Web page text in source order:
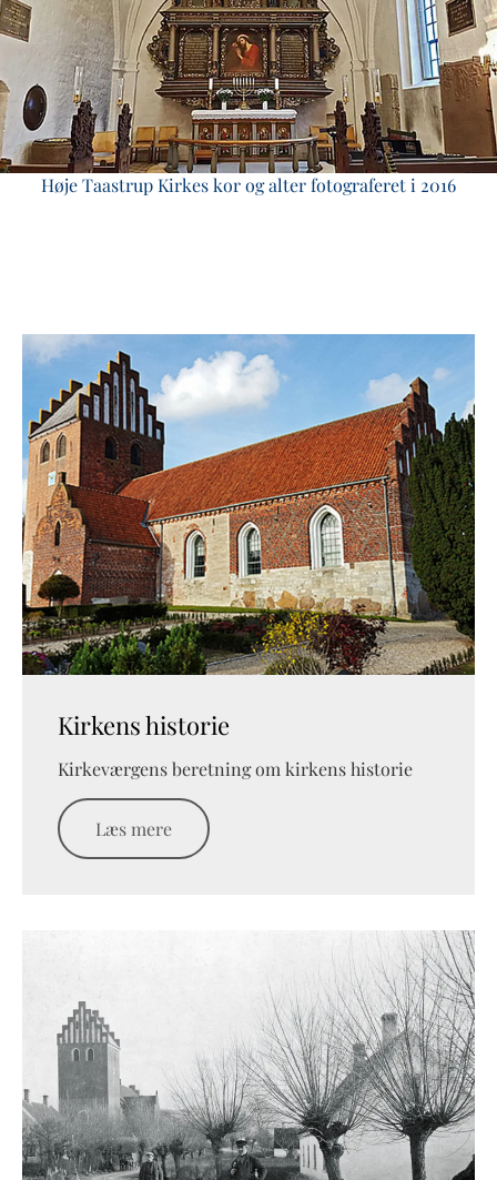
Høje Taastrup Kirkes kor og alter fotograferet i 2016
Kirkens historie
Kirkeværgens beretning om kirkens historie
Læs mere